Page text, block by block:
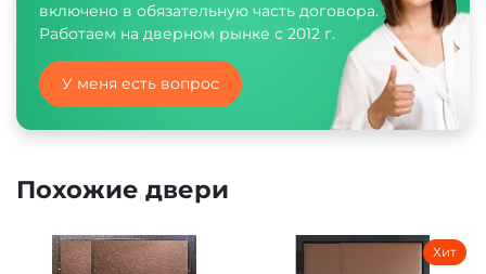
включено в обязательную часть договора.
Работаем на дверном рынке с 2012 г.
У меня есть вопрос
Похожие двери
Хит